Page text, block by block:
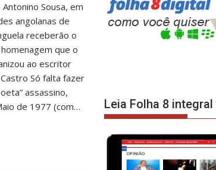
Sousa, em
angolanas de
receberão o
que o
ao escritor
Só falta fazer
assassino,
de 1977 (com…
Leia Folha 8